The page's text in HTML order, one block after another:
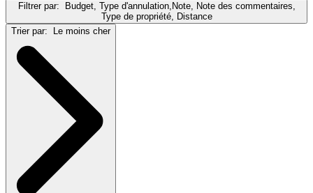
Filtrer par:
Budget, Type d'annulation,Note, Note des commentaires,
Type de propriété, Distance
Trier par:
Le moins cher